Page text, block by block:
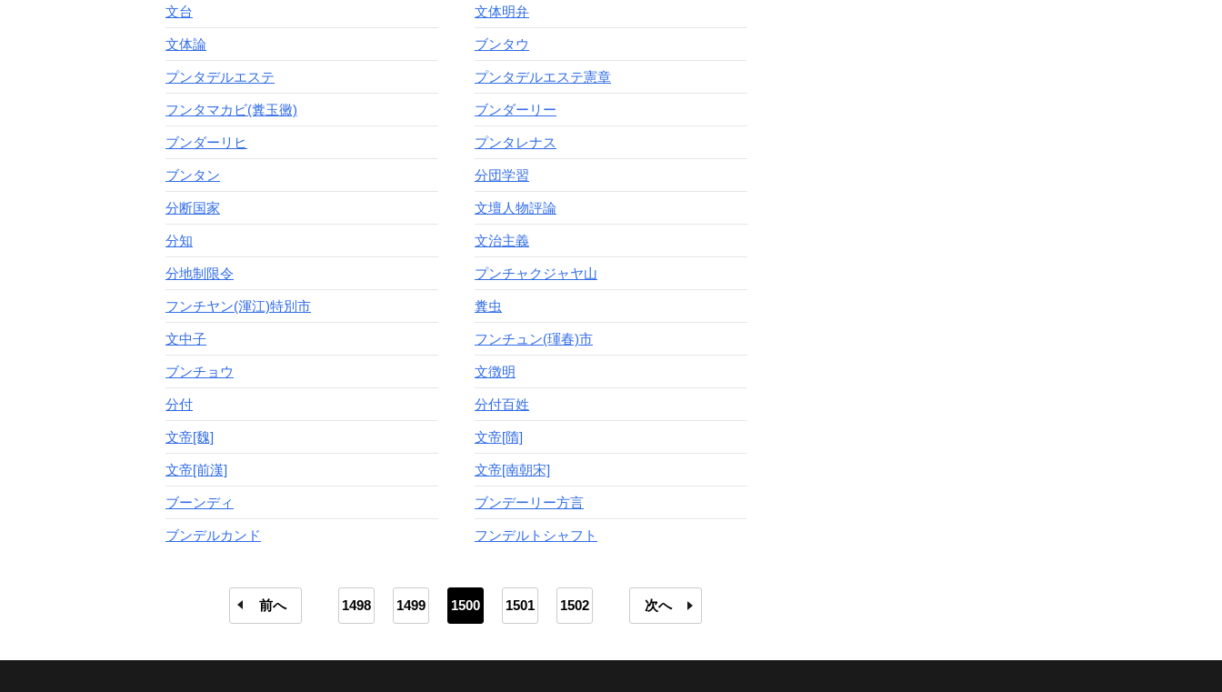
文台 文体明弁
文体論 ブンタウ
プンタデルエステ プンタデルエステ憲章
フンタマカビ(糞玉黴) ブンダーリー
ブンダーリヒ プンタレナス
ブンタン 分団学習
分断国家 文壇人物評論
分知 文治主義
分地制限令 プンチャクジャヤ山
フンチヤン(渾江)特別市 糞虫
文中子 フンチュン(琿春)市
ブンチョウ 文徴明
分付 分付百姓
文帝[魏] 文帝[隋]
文帝[前漢] 文帝[南朝宋]
ブーンディ ブンデーリー方言
ブンデルカンド フンデルトシャフト
前へ 1498 1499 1500 1501 1502 次へ